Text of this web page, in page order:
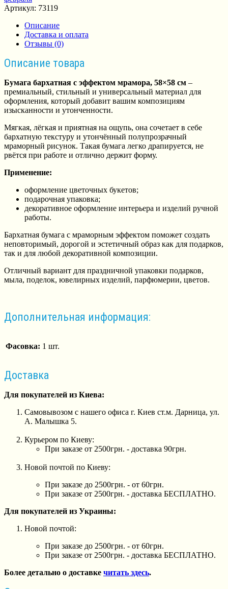
Артикул: 73119
Описание
Доставка и оплата
Отзывы (0)
Описание товара
Бумага бархатная с эффектом мрамора, 58×58 см –
премиальный, стильный и универсальный материал для
оформления, который добавит вашим композициям
изысканности и утонченности.
Мягкая, лёгкая и приятная на ощупь, она сочетает в себе
бархатную текстуру и утончённый полупрозрачный
мраморный рисунок. Такая бумага легко драпируется, не
рвётся при работе и отлично держит форму.
Применение:
оформление цветочных букетов;
подарочная упаковка;
декоративное оформление интерьера и изделий ручной
работы.
Бархатная бумага с мраморным эффектом поможет создать
неповторимый, дорогой и эстетичный образ как для подарков,
так и для любой декоративной композиции.
Отличный вариант для праздничной упаковки подарков,
мыла, поделок, ювелирных изделий, парфюмерии, цветов.
Дополнительная информация:
Фасовка: 1 шт.
Доставка
Для покупателей из Киева:
Самовывозом с нашего офиса г. Киев ст.м. Дарница, ул.
А. Малышка 5.
Курьером по Киеву:
При заказе от 2500грн. - доставка 90грн.
Новой почтой по Киеву:
При заказе до 2500грн. - от 60грн.
При заказе от 2500грн. - доставка БЕСПЛАТНО.
Для покупателей из Украины:
Новой почтой:
При заказе до 2500грн. - от 60грн.
При заказе от 2500грн. - доставка БЕСПЛАТНО.
Более детально о доставке читать здесь.